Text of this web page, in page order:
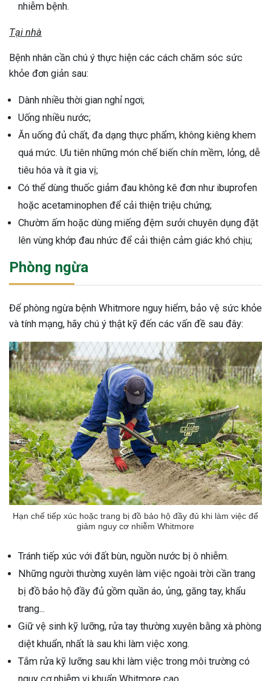
nhiễm bệnh.
Tại nhà
Bệnh nhân cần chú ý thực hiện các cách chăm sóc sức
khỏe đơn giản sau:
Dành nhiều thời gian nghỉ ngơi;
Uống nhiều nước;
Ăn uống đủ chất, đa dạng thực phẩm, không kiêng khem
quá mức. Ưu tiên những món chế biến chín mềm, lỏng, dễ
tiêu hóa và ít gia vị;
Có thể dùng thuốc giảm đau không kê đơn như ibuprofen
hoặc acetaminophen để cải thiện triệu chứng;
Chườm ấm hoặc dùng miếng đệm sưởi chuyên dụng đặt
lên vùng khớp đau nhức để cải thiện cảm giác khó chịu;
Phòng ngừa
Để phòng ngừa bệnh Whitmore nguy hiểm, bảo vệ sức khỏe
và tính mạng, hãy chú ý thật kỹ đến các vấn đề sau đây:
Hạn chế tiếp xúc hoặc trang bị đồ bảo hộ đầy đủ khi làm việc để
giảm nguy cơ nhiễm Whitmore
Tránh tiếp xúc với đất bùn, nguồn nước bị ô nhiễm.
Những người thường xuyên làm việc ngoài trời cần trang
bị đồ bảo hộ đầy đủ gồm quần áo, ủng, găng tay, khẩu
trang...
Giữ vệ sinh kỹ lưỡng, rửa tay thường xuyên bằng xà phòng
diệt khuẩn, nhất là sau khi làm việc xong.
Tắm rửa kỹ lưỡng sau khi làm việc trong môi trường có